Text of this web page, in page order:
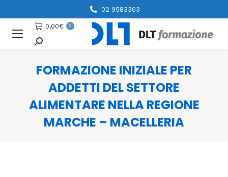
02 9583303
0,00€ 0
Cerca
FORMAZIONE INIZIALE PER
ADDETTI DEL SETTORE
ALIMENTARE NELLA REGIONE
MARCHE – MACELLERIA